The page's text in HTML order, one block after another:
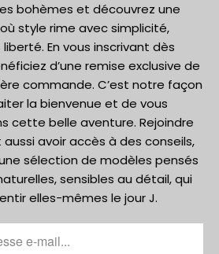
bohèmes et découvrez une
style rime avec simplicité,
En vous inscrivant dès
d’une remise exclusive de
commande. C’est notre façon
la bienvenue et de vous
cette belle aventure. Rejoindre
aussi avoir accès à des conseils,
sélection de modèles pensés
sensibles au détail, qui
elles-mêmes le jour J.